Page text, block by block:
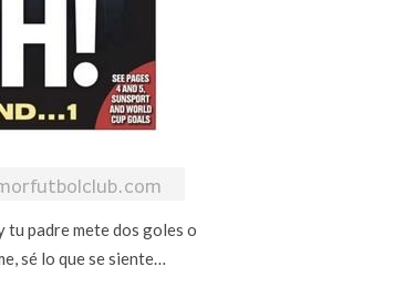
padre mete dos goles o
sé lo que se siente…